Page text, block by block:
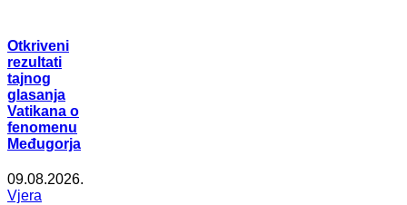
Otkriveni
rezultati
tajnog
glasanja
Vatikana o
fenomenu
Međugorja
09.08.2026.
Vjera